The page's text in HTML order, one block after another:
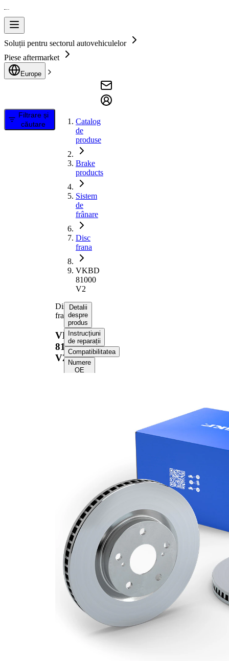
Soluții pentru sectorul autovehiculelor
Piese aftermarket
Europe
Filtrare și
căutare
Catalog
de
produse
Brake
products
Sistem
de
frânare
Disc
frana
VKBD
81000
V2
Disc
frana
VKBD
81000
V2
Detalii
despre
produs
Instrucțiuni
de reparații
Compatibilitatea
Numere
OE
22,2 mm
Diametru
exterior
Numar
gauri
4
Diametru
de centrare
63,7 mm
Asezare
gauri Ø
108 mm
Suprafata
acoperit
(cu un
strat